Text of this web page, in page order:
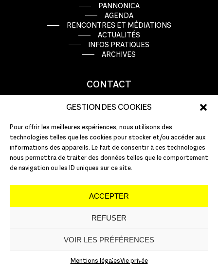
GESTION DES COOKIES
Pour offrir les meilleures expériences, nous utilisons des
technologies telles que les cookies pour stocker et/ou accéder aux
informations des appareils. Le fait de consentir à ces technologies
nous permettra de traiter des données telles que le comportement
de navigation ou les ID uniques sur ce site.
ACCEPTER
REFUSER
VOIR LES PRÉFÉRENCES
Mentions légalesVie privée
PANNONICA
AGENDA
RENCONTRES ET MÉDIATIONS
ACTUALITÉS
INFOS PRATIQUES
ARCHIVES
CONTACT
44000 Nantes
T : +33 (0)2 51 72 10 10
E :info@pannonica.com
PANNONICA
Vie privée